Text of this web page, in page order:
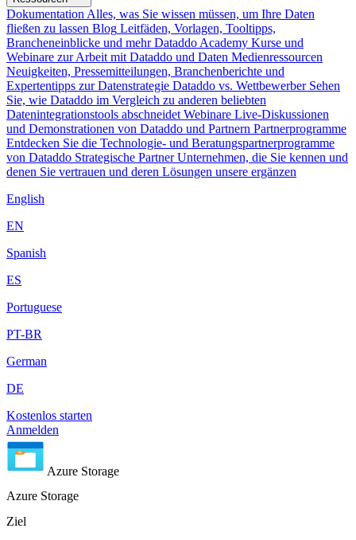
Dokumentation Alles, was Sie wissen müssen, um Ihre Daten
fließen zu lassen Blog Leitfäden, Vorlagen, Tooltipps,
Brancheneinblicke und mehr Dataddo Academy Kurse und
Webinare zur Arbeit mit Dataddo und Daten Medienressourcen
Neuigkeiten, Pressemitteilungen, Branchenberichte und
Expertentipps zur Datenstrategie Dataddo vs. Wettbewerber Sehen
Sie, wie Dataddo im Vergleich zu anderen beliebten
Datenintegrationstools abschneidet Webinare Live-Diskussionen
und Demonstrationen von Dataddo und Partnern Partnerprogramme
Entdecken Sie die Technologie- und Beratungspartnerprogramme
von Dataddo Strategische Partner Unternehmen, die Sie kennen und
denen Sie vertrauen und deren Lösungen unsere ergänzen
English
EN
Spanish
ES
Portuguese
PT-BR
German
DE
Kostenlos starten
Anmelden
Azure Storage
Azure Storage
Ziel